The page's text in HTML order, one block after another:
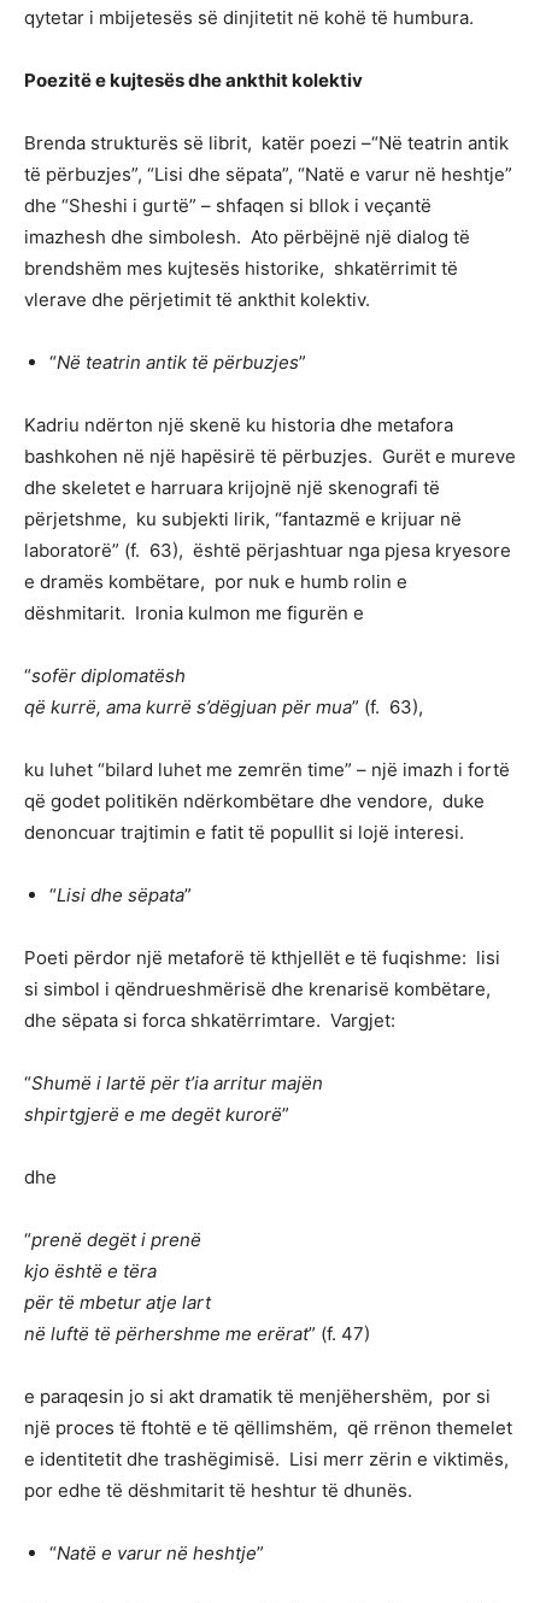
qytetar i mbijetesës së dinjitetit në kohë të humbura.
Poezitë e kujtesës dhe ankthit kolektiv
Brenda strukturës së librit, katër poezi –“Në teatrin antik
të përbuzjes”, “Lisi dhe sëpata”, “Natë e varur në heshtje”
dhe “Sheshi i gurtë” – shfaqen si bllok i veçantë
imazhesh dhe simbolesh. Ato përbëjnë një dialog të
brendshëm mes kujtesës historike, shkatërrimit të
vlerave dhe përjetimit të ankthit kolektiv.
“Në teatrin antik të përbuzjes”
Kadriu ndërton një skenë ku historia dhe metafora
bashkohen në një hapësirë të përbuzjes. Gurët e mureve
dhe skeletet e harruara krijojnë një skenografi të
përjetshme, ku subjekti lirik, “fantazmë e krijuar në
laboratorë” (f. 63), është përjashtuar nga pjesa kryesore
e dramës kombëtare, por nuk e humb rolin e
dëshmitarit. Ironia kulmon me figurën e
“sofër diplomatësh
që kurrë, ama kurrë s’dëgjuan për mua” (f. 63),
ku luhet “bilard luhet me zemrën time” – një imazh i fortë
që godet politikën ndërkombëtare dhe vendore, duke
denoncuar trajtimin e fatit të popullit si lojë interesi.
“Lisi dhe sëpata”
Poeti përdor një metaforë të kthjellët e të fuqishme: lisi
si simbol i qëndrueshmërisë dhe krenarisë kombëtare,
dhe sëpata si forca shkatërrimtare. Vargjet:
“Shumë i lartë për t’ia arritur majën
shpirtgjerë e me degët kurorë”
dhe
“prenë degët i prenë
kjo është e tëra
për të mbetur atje lart
në luftë të përhershme me erërat” (f. 47)
e paraqesin jo si akt dramatik të menjëhershëm, por si
një proces të ftohtë e të qëllimshëm, që rrënon themelet
e identitetit dhe trashëgimisë. Lisi merr zërin e viktimës,
por edhe të dëshmitarit të heshtur të dhunës.
“Natë e varur në heshtje”